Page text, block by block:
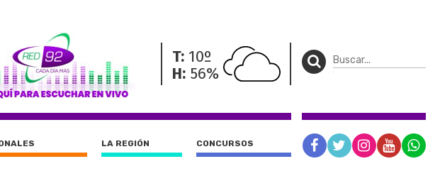
T: 10º
H: 56%
LA REGIÓN CONCURSOS